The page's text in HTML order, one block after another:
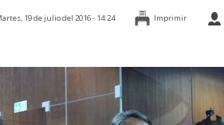
19 de julio del 2016 - 14:24 Imprimir